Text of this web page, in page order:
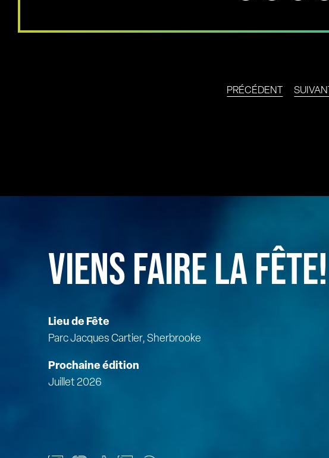
PRÉCÉDENT SUIVANT
VIENS FAIRE LA FÊTE!
Lieu de Fête
Parc Jacques Cartier, Sherbrooke
Prochaine édition
Juillet 2026